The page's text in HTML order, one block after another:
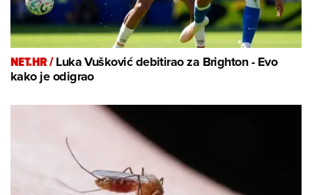
NET.HR /Luka Vušković debitirao za Brighton - Evo
kako je odigrao